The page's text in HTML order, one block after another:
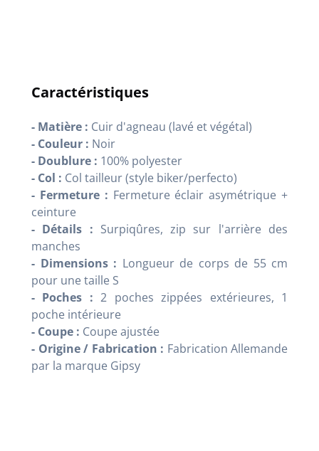
Caractéristiques
- Matière : Cuir d'agneau (lavé et végétal)
- Couleur : Noir
- Doublure : 100% polyester
- Col : Col tailleur (style biker/perfecto)
- Fermeture : Fermeture éclair asymétrique +
ceinture
- Détails : Surpiqûres, zip sur l'arrière des
manches
- Dimensions : Longueur de corps de 55 cm
pour une taille S
- Poches :2 poches zippées extérieures, 1
poche intérieure
- Coupe : Coupe ajustée
- Origine / Fabrication : Fabrication Allemande
par la marque Gipsy